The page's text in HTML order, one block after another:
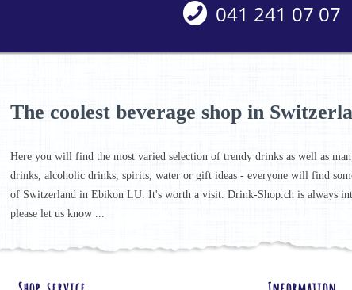
041 241 07 07
The coolest beverage shop in
Here you will find the most varied selection of trendy drinks as well as
drinks, alcoholic drinks, spirits, water or gift ideas - everyone will find
of Switzerland in Ebikon LU. It's worth a visit. Drink-Shop.ch is always
please let us know ...